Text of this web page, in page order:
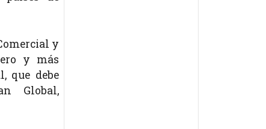
y
y más
que debe
Global,